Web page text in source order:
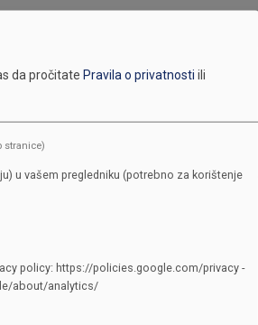
1
33 562-044
da pročitate Pravila o privatnosti ili
stranice)
u vašem pregledniku (potrebno za korištenje
policy: https://policies.google.com/privacy -
about/analytics/